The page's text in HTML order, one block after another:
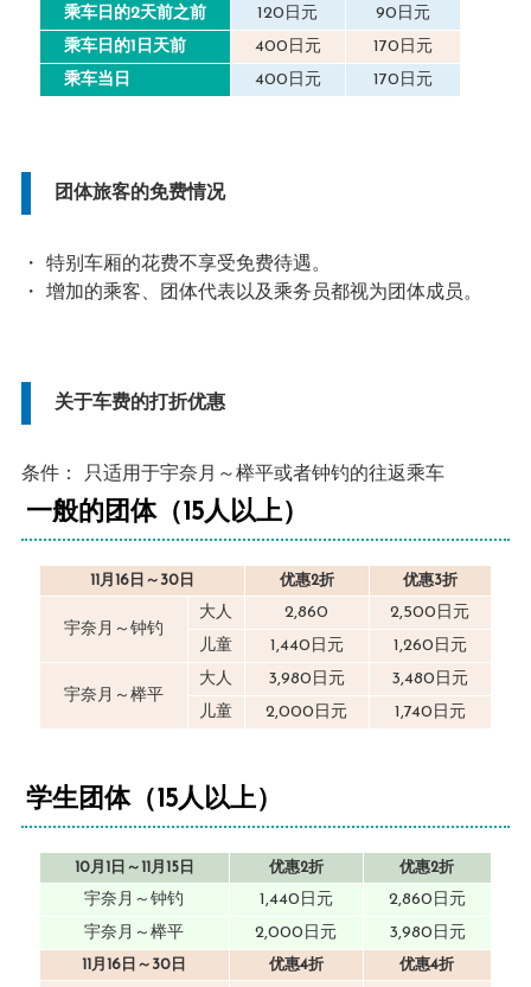
乘车日的2天前之前
120日元
90日元
乘车日的1日天前
400日元
170日元
乘车当日
400日元 170日元
团体旅客的免费情况
特别车厢的花费不享受免费待遇。
增加的乘客、团体代表以及乘务员都视为团体成员。
关于车费的打折优惠
条件： 只适用于宇奈月～榉平或者钟钓的往返乘车
一般的团体（15人以上）
11月16日～30日 优惠2折 优惠3折
宇奈月～钟钓
大人 2,860
2,500日元
儿童
1,440日元 1,260日元
宇奈月～榉平
大人 3,980日元
3,480日元
儿童
2,000日元 1,740日元
学生团体（15人以上）
10月1日～11月15日 优惠2折 优惠2折
宇奈月～钟钓 1,440日元
2,860日元
宇奈月～榉平
2,000日元 3,980日元
11月16日～30日 优惠4折 优惠4折